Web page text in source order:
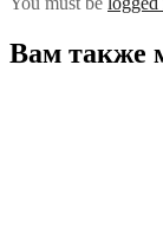
Вам также